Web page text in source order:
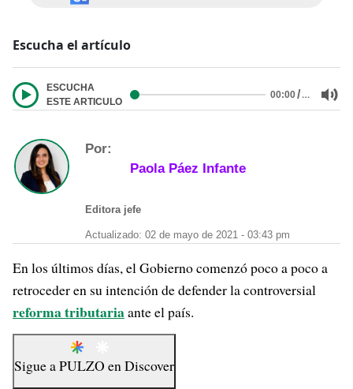
Escucha el artículo
ESCUCHA
ESTE ARTICULO
00:00/…
Por:
Paola Páez Infante
Editora jefe
Actualizado: 02 de mayo de 2021 - 03:43 pm
En los últimos días, el Gobierno comenzó poco a poco a
retroceder en su intención de defender la controversial
reforma tributariaante el país.
Sigue aPULZO enDiscover